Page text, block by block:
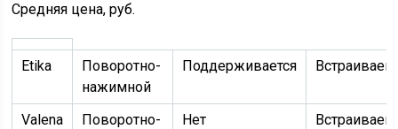
Средняя цена, руб.
Etika
Поворотно-
нажимной
Поддерживается
Valena
Поворотно-
Нет